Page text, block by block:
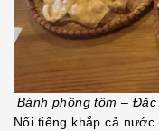
Bánh phồng tôm –
Nổi tiếng khắp cả